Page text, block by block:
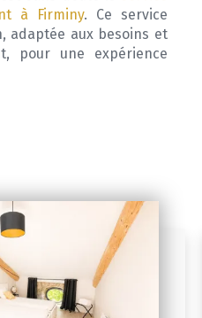
à Firminy. Ce service
adaptée aux besoins et
pour une expérience